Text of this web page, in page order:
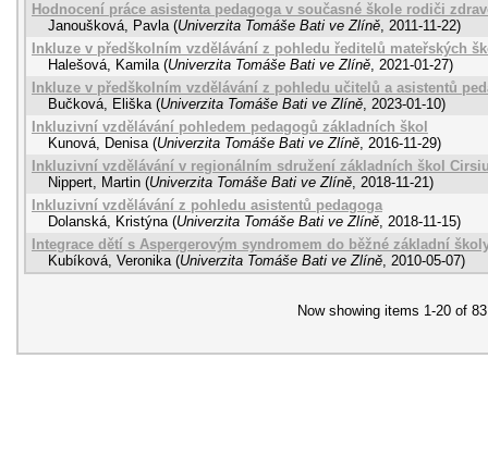
Hodnocení práce asistenta pedagoga v současné škole rodiči
Janoušková, Pavla (Univerzita Tomáše Bati ve Zlíně, 2011-11-22)
Inkluze v předškolním vzdělávání z pohledu ředitelů mateřských
Halešová, Kamila (Univerzita Tomáše Bati ve Zlíně, 2021-01-27)
Inkluze v předškolním vzdělávání z pohledu učitelů a asistentů
Bučková, Eliška (Univerzita Tomáše Bati ve Zlíně, 2023-01-10)
Inkluzivní vzdělávání pohledem pedagogů základních škol
Kunová, Denisa (Univerzita Tomáše Bati ve Zlíně, 2016-11-29)
Inkluzivní vzdělávání v regionálním sdružení základních škol
Nippert, Martin (Univerzita Tomáše Bati ve Zlíně, 2018-11-21)
Inkluzivní vzdělávání z pohledu asistentů pedagoga
Dolanská, Kristýna (Univerzita Tomáše Bati ve Zlíně, 2018-11-15)
Integrace dětí s Aspergerovým syndromem do běžné základní
Kubíková, Veronika (Univerzita Tomáše Bati ve Zlíně, 2010-05-07)
Now showing items 1-20 of 83